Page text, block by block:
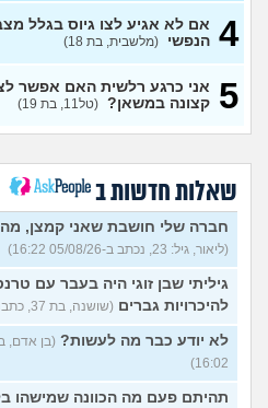
כדאי לחתום קבע או לא?
(xxx,
בן 21)
מה התפקיד? (הי, בן 19)
מנהל רשת בחיל התקשוב או
לוחם הגנה אווירית?
בן 19)
שתי אופציות קשות לפני
השירות בצה"ל (ניצן, בן 18)
התנשקתי עם מישהו מהבסיס
מרגישה לגבי זה (תמר, בת 20)
אפשרי לקבל מנ״תית בסירוב
בבאקום?
(ליה, בת 20)
4 אם לא אגיע לצו גיוס בגלל
הנפשי (מלשבית, בת 18)
5
אני כרגע רלשית האם אפשר
קצונה במשאן? (טל11, בת 19)
שאלות חדשות ב
חברה שלי חושבת שאני קמצן,
(ליאור, גיל: 23, נכתב ב-05/08/26 16:22)
גיליתי שבן זוגי היה בעבר עם
להיכרויות גברים (שושנה, בת 37, כתבה ב-05/08/26 16:13)
לא יודע כבר מה לעשות?
16:02)
תהיתם פעם מה הכוונה שמישהו